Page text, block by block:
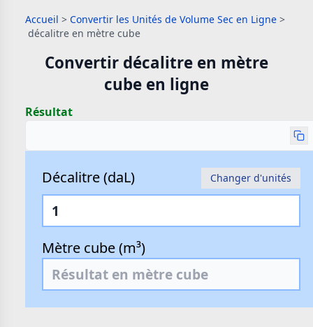
Accueil > Convertir les Unités de Volume Sec en Ligne >
décalitre en mètre cube
Convertir décalitre en mètre
cube en ligne
Résultat
Décalitre (daL) Changer d'unités
Mètre cube (m³)